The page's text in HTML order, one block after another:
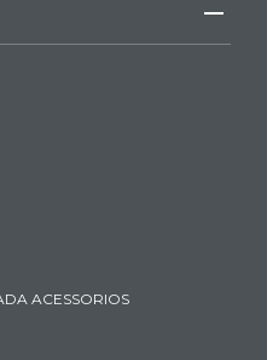
ACESSORIOS